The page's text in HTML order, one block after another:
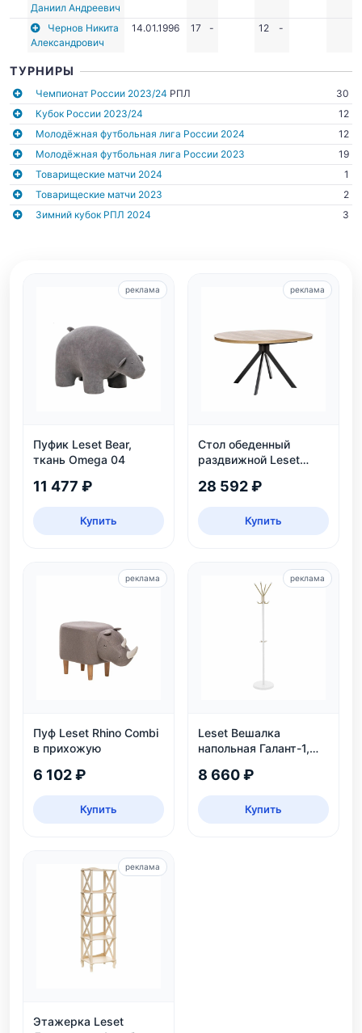
Даниил Андреевич
Чернов Никита
Александрович
14.01.1996 17 - 12 -
ТУРНИРЫ
Чемпионат России 2023/24 РПЛ
30
Кубок России 2023/24
12
Молодёжная футбольная лига России 2024
12
Молодёжная футбольная лига России 2023
19
Товарищеские матчи 2024
1
Товарищеские матчи 2023
2
Зимний кубок РПЛ 2024
3
Пуфик Leset Bear,
ткань Omega 04
11 477 ₽
Купить
реклама
Стол обеденный
раздвижной Leset
безопасный, ЛДСП,
28 592 ₽
Купить
реклама
Пуф Leset Rhino Combi
в прихожую
6 102 ₽
Купить
реклама
Leset Вешалка
напольная Галант-1,
8 660 ₽
Купить
реклама
Этажерка Leset
реклама